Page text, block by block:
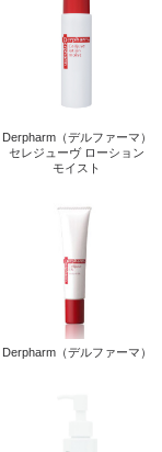
Derpharm（デルファーマ）
セレジューヴ ローション
モイスト
Derpharm（デルファーマ）